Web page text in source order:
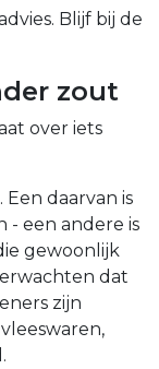
Blijf bij de
zout
over iets
daarvan is
- een andere is
gewoonlijk
dat
zijn